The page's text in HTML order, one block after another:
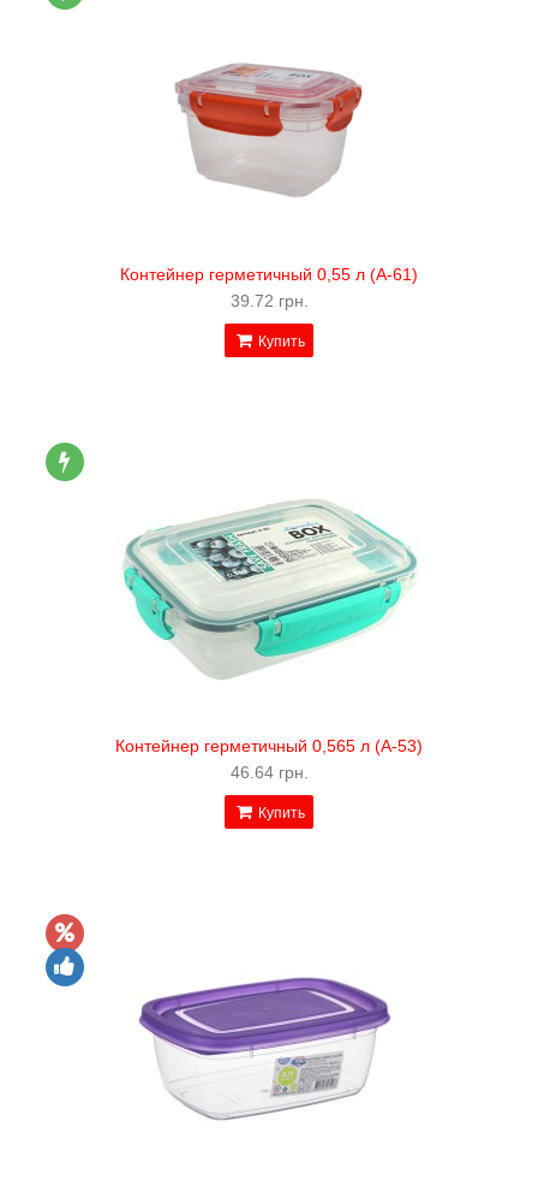
Контейнер герметичный 0,55 л (А-61)
39.72 грн.
Купить
Контейнер герметичный 0,565 л (А-53)
46.64 грн.
Купить